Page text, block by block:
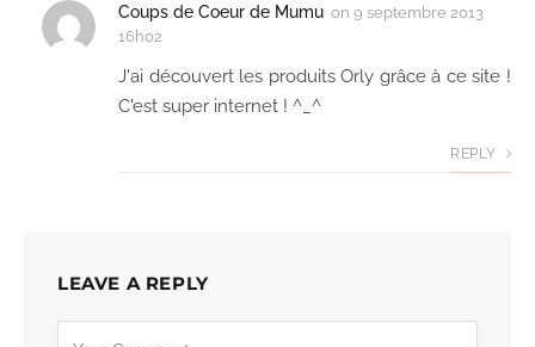
Coups de Coeur de Mumu on 9 septembre 2013
16h02
J'ai découvert les produits Orly grâce à ce site !
C'est super internet ! ^_^
REPLY
LEAVE A REPLY